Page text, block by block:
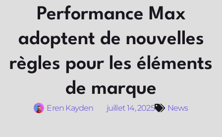
Performance Max
adoptent de nouvelles
règles pour les éléments
de marque
Eren Kayden juillet 14, 2025 News